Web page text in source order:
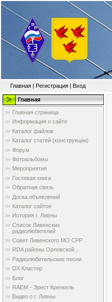
Главная | Регистрация | Вход
Главная
Главная страница
Информация о сайте
Каталог файлов
Каталог статей (конструкции)
Форум
Фотоальбомы
Мероприятия
Гостевая книга
Обратная связь
Доска объявлений
Каталог сайтов
История г. Ливны
Список Ливенских
радиолюбителей
Совет Ливенского МО СРР
RDA районы Орловской...
Радиолюбительские песни
DX Кластер
Блог
RAEM - Эрнст Кренкель
Видео о г. Ливны